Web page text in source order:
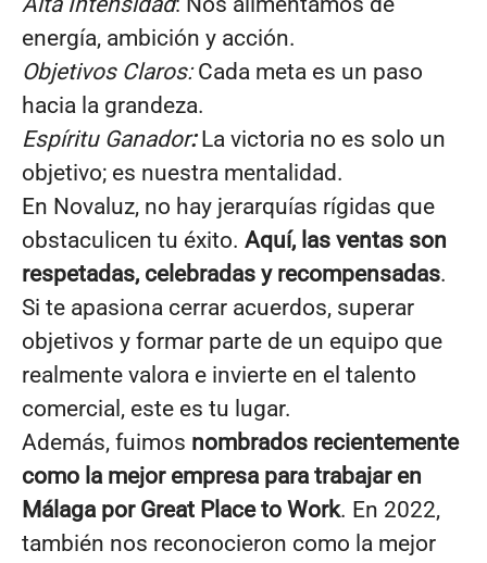
energía, ambición y acción.
Objetivos Claros:Cada meta es un paso
hacia la grandeza.
Espíritu Ganador:La victoria no es solo un
objetivo; es nuestra mentalidad.
En Novaluz, no hay jerarquías rígidas que
obstaculicen tu éxito. Aquí, las ventas son
respetadas, celebradas y recompensadas.
Si te apasiona cerrar acuerdos, superar
objetivos y formar parte de un equipo que
realmente valora e invierte en el talento
comercial, este es tu lugar.
Además, fuimos nombrados recientemente
como la mejor empresa para trabajar en
Málaga por Great Place to Work. En 2022,
también nos reconocieron como la mejor